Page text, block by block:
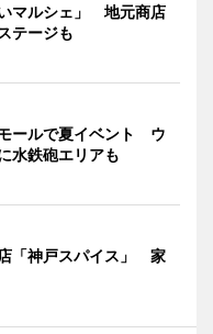
マルシェ」 地元商店
テージも
ールで夏イベント ウ
水鉄砲エリアも
「神戸スパイス」 家